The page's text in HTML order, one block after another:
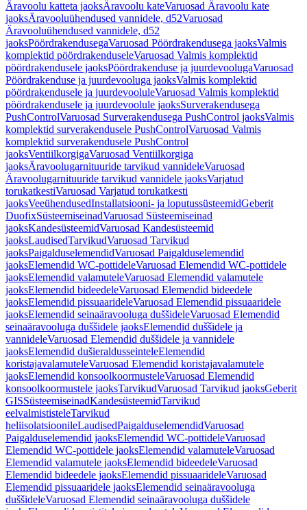
Äravoolu katteta jaoksÄravoolu kateVaruosad Äravoolu kate
jaoksÄravooluühendused vannidele, d52Varuosad
Äravooluühendused vannidele, d52
jaoksPöördrakendusegaVaruosad Pöördrakendusega jaoksValmis
komplektid pöördrakenduseleVaruosad Valmis komplektid
pöördrakendusele jaoksPöördrakenduse ja juurdevoolugaVaruosad
Pöördrakenduse ja juurdevooluga jaoksValmis komplektid
pöördrakendusele ja juurdevooluleVaruosad Valmis komplektid
pöördrakendusele ja juurdevoolule jaoksSurverakendusega
PushControlVaruosad Surverakendusega PushControl jaoksValmis
komplektid surverakendusele PushControlVaruosad Valmis
komplektid surverakendusele PushControl
jaoksVentiilkorgigaVaruosad Ventiilkorgiga
jaoksÄravoolugarnituuride tarvikud vannideleVaruosad
Äravoolugarnituuride tarvikud vannidele jaoksVarjatud
torukatkestiVaruosad Varjatud torukatkesti
jaoksVeeühendusedInstallatsiooni- ja loputussüsteemidGeberit
DuofixSüsteemiseinadVaruosad Süsteemiseinad
jaoksKandesüsteemidVaruosad Kandesüsteemid
jaoksLaudisedTarvikudVaruosad Tarvikud
jaoksPaigalduselemendidVaruosad Paigalduselemendid
jaoksElemendid WC-pottideleVaruosad Elemendid WC-pottidele
jaoksElemendid valamuteleVaruosad Elemendid valamutele
jaoksElemendid bideedeleVaruosad Elemendid bideedele
jaoksElemendid pissuaarideleVaruosad Elemendid pissuaaridele
jaoksElemendid seinaäravooluga duššideleVaruosad Elemendid
seinaäravooluga duššidele jaoksElemendid duššidele ja
vannideleVaruosad Elemendid duššidele ja vannidele
jaoksElemendid dušieraldusseinteleElemendid
koristajavalamuteleVaruosad Elemendid koristajavalamutele
jaoksElemendid konsoolkoormusteleVaruosad Elemendid
konsoolkoormustele jaoksTarvikudVaruosad Tarvikud jaoksGeberit
GISSüsteemiseinadKandesüsteemidTarvikud
eelvalmististeleTarvikud
heliisolatsioonileLaudisedPaigalduselemendidVaruosad
Paigalduselemendid jaoksElemendid WC-pottideleVaruosad
Elemendid WC-pottidele jaoksElemendid valamuteleVaruosad
Elemendid valamutele jaoksElemendid bideedeleVaruosad
Elemendid bideedele jaoksElemendid pissuaarideleVaruosad
Elemendid pissuaaridele jaoksElemendid seinaäravooluga
duššideleVaruosad Elemendid seinaäravooluga duššidele